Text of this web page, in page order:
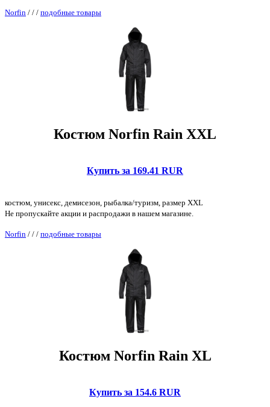
Norfin / / / подобные товары
Костюм Norfin Rain XXL
Купить за 169.41 RUR
костюм, унисекс, демисезон, рыбалка/туризм, размер XXL
Не пропускайте акции и распродажи в нашем магазине.
Norfin / / / подобные товары
Костюм Norfin Rain XL
Купить за 154.6 RUR